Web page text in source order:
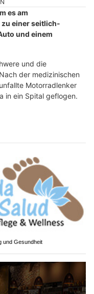
es am
einer seitlich-
und einem
und die
der medizinischen
Motorradlenker
in ein Spital geflogen.
und Gesundheit